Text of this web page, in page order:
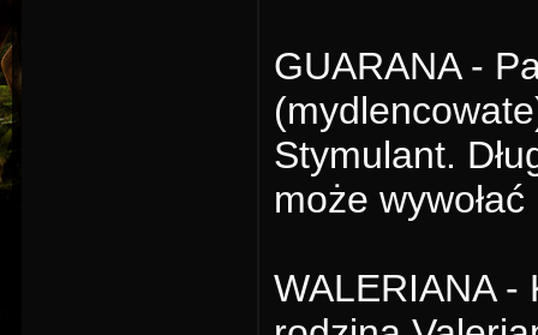
GUARANA -
Stymulant.
może
WALERIANA -